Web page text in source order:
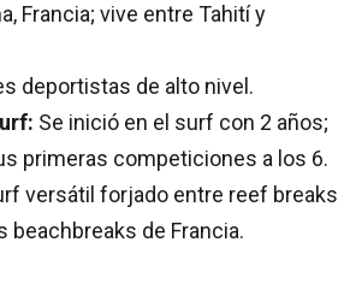
Francia; vive entre Tahití y
deportistas de alto nivel.
Se inició en el surf con 2 años;
primeras competiciones a los 6.
versátil forjado entre reef breaks
beachbreaks de Francia.